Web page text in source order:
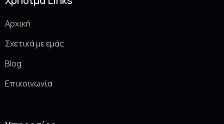
Αρχική
Σχετικά με εμάς
Blog
Επικοινωνία